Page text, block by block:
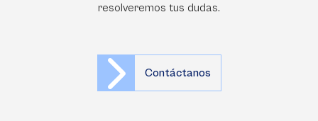
resolveremos tus dudas.
Contáctanos